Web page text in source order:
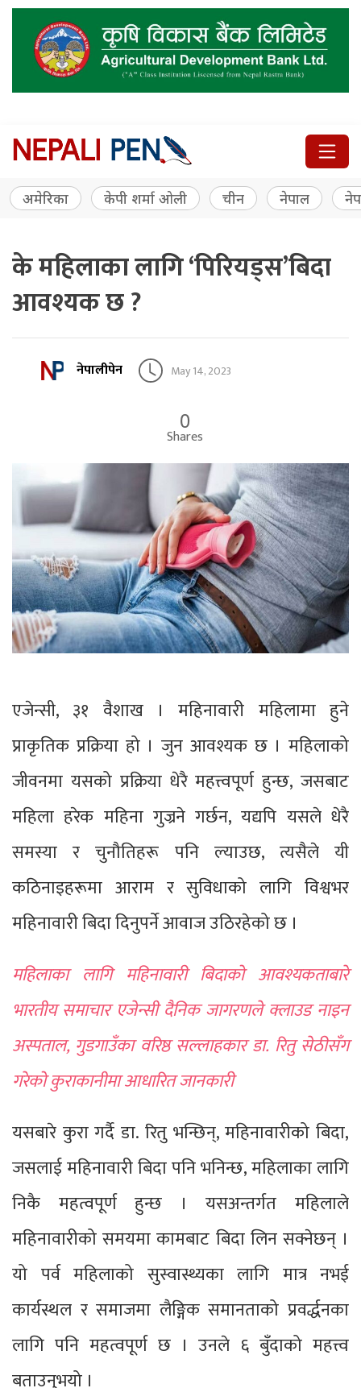
अमेरिका केपी शर्मा ओली चीन नेपाल
के महिलाका लागि ‘पिरियड्स’बिदा
आवश्यक छ ?
नेपालीपेन May 14, 2023
0
Shares
एजेन्सी, ३१ वैशाख । महिनावारी महिलामा हुने
प्राकृतिक प्रक्रिया हो । जुन आवश्यक छ । महिलाको
जीवनमा यसको प्रक्रिया धेरै महत्त्वपूर्ण हुन्छ, जसबाट
महिला हरेक महिना गुज्रने गर्छन, यद्यपि यसले धेरै
समस्या र चुनौतिहरू पनि ल्याउछ, त्यसैले यी
कठिनाइहरूमा आराम र सुविधाको लागि विश्वभर
महिनावारी बिदा दिनुपर्ने आवाज उठिरहेको छ ।
महिलाका लागि महिनावारी बिदाको आवश्यकताबारे
भारतीय समाचार एजेन्सी दैनिक जागरणले क्लाउड नाइन
अस्पताल, गुडगाउँका वरिष्ठ सल्लाहकार डा. रितु सेठीसँग
गरेको कुराकानीमा आधारित जानकारी
यसबारे कुरा गर्दै डा. रितु भन्छिन्, महिनावारीको बिदा,
जसलाई महिनावारी बिदा पनि भनिन्छ, महिलाका लागि
निकै महत्वपूर्ण हुन्छ । यसअन्तर्गत महिलाले
महिनावारीको समयमा कामबाट बिदा लिन सक्नेछन् ।
यो पर्व महिलाको सुस्वास्थ्यका लागि मात्र नभई
कार्यस्थल र समाजमा लैङ्गिक समानताको प्रवर्द्धनका
लागि पनि महत्वपूर्ण छ । उनले ६ बुँदाको महत्त्व
बताउनुभयो ।